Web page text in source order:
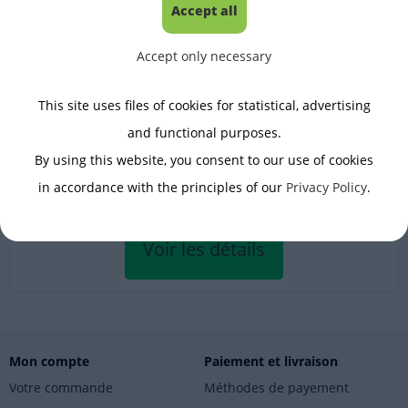
Balances pour colis
Capacité maximale [Max]:60kg
Précision de lecture [d]:20g
De: 1118.40 EUR
avec 20% TVA, frais de port non inclus
Voir les détails
Mon compte
Votre commande
Paiement et livraison
Méthodes de payement
This site uses files of cookies for statistical, advertising
and functional purposes.
By using this website, you consent to our use of cookies
in accordance with the principles of our Privacy Policy.
Accept only necessary
Accept all